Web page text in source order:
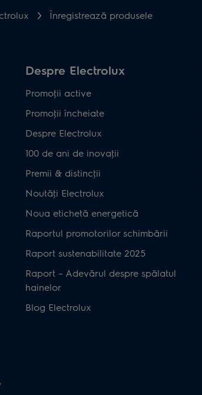
Înregistrează produsele
Despre Electrolux
Promoţii active
Promoţii încheiate
Despre Electrolux
100 de ani de inovaţii
Premii & distincţii
Noutăţi Electrolux
Noua etichetă energetică
Raportul promotorilor schimbării
Raport sustenabilitate 2025
Raport – Adevărul despre spălatul
hainelor
Blog Electrolux